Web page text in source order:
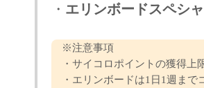
・ エリンボードスペシ
※注意事項
・サイコロポイントの獲得上
・エリンボードは1日1週まで